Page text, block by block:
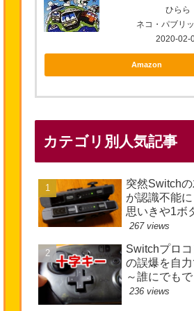
ひらら
ネコ・パブリ
2020-02-
Amazon
カテゴリ別人気記事
突然Switch
が認識不能
思いきや1ボ
267 views
Switchプロ
の誤爆を自
～誰にでも
236 views